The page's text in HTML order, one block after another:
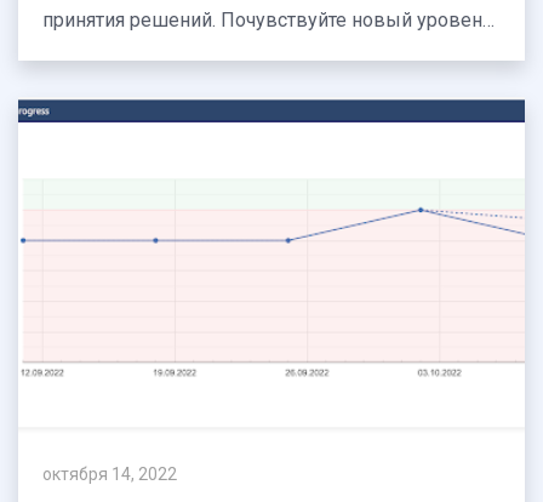
принятия решений. Почувствуйте новый уровень
октября 14, 2022